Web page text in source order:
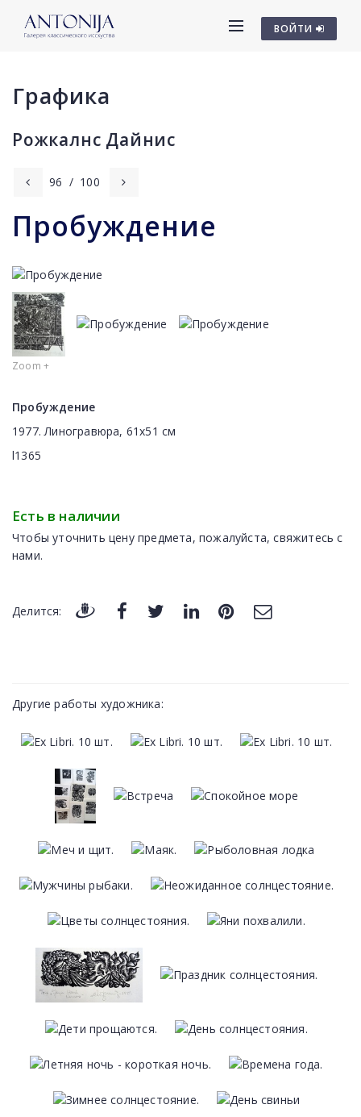
ВОЙТИ
Графика
Рожкалнс Дайниc
96 / 100
Пробуждение
Zoom +
Пробуждение
1977. Линогравюра, 61x51 см
l1365
Есть в наличии
Чтобы уточнить цену предмета, пожалуйста, свяжитесь с
нами.
Делится:
Другие работы художника: